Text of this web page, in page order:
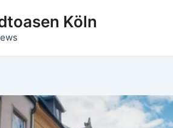
Köln